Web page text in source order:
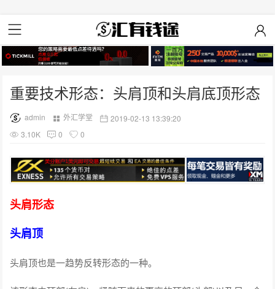
重要技术形态：头肩顶和头肩底顶形态
admin 外汇学堂
2019-02-13 13:39:20
3.10K
0 0
头肩形态
头肩顶
头肩顶也是一趋势反转形态的一种。